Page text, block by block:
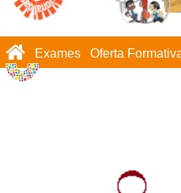
Exames Oferta